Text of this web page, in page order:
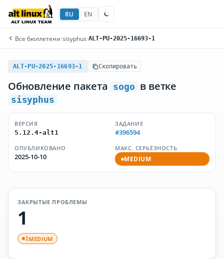
RU EN
Все бюллетени/sisyphus/ALT-PU-2025-16693-1
ALT-PU-2025-16693-1 Скопировать
Обновление пакета sogo в ветке
sisyphus
ВЕРСИЯ
5.12.4-alt1
ЗАДАНИЕ
#396594
ОПУБЛИКОВАНО
2025-10-10
МАКС. СЕРЬЁЗНОСТЬ
MEDIUM
ЗАКРЫТЫЕ ПРОБЛЕМЫ
1
1MEDIUM